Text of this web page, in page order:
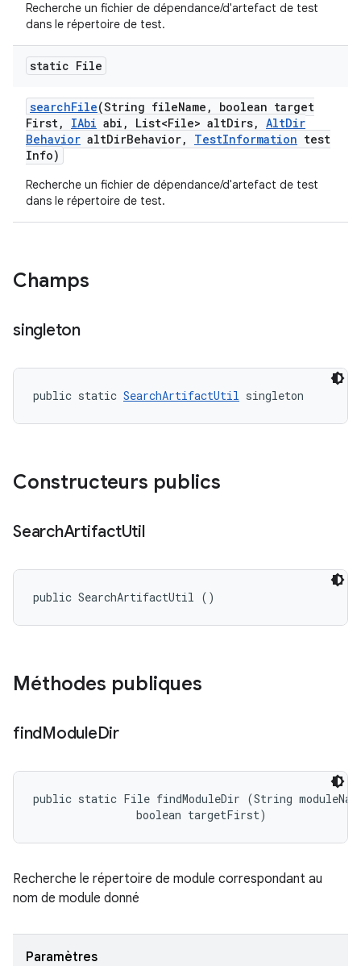
Recherche un fichier de dépendance/d'artefact de test
dans le répertoire de test.
static File
searchFile(String fileName ,
boolean target
First, IAbi abi , List<File> altDirs, AltDir
Behavior altDirBehavior, TestInformation test
Info)
Recherche un fichier de dépendance/d'artefact de test
dans le répertoire de test.
Champs
singleton
public static SearchArtifactUtil singleton
Constructeurs publics
SearchArtifactUtil
public SearchArtifactUtil ()
Méthodes publiques
findModuleDir
public static File findModuleDir (String
                boolean targetFirst)
Recherche le répertoire de module correspondant au
nom de module donné
Paramètres